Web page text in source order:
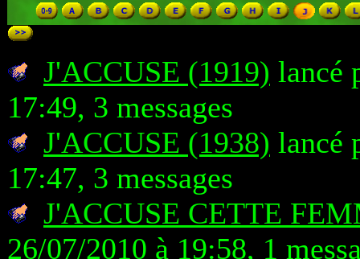
J'ACCUSE (1919) lancé
17:49, 3 messages
J'ACCUSE (1938) lancé
17:47, 3 messages
J'ACCUSE CETTE
26/07/2010 à 19:58, 1